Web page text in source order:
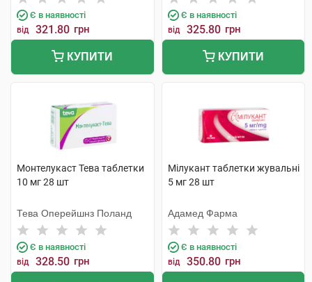
Є в наявності
від 321.80 грн
КУПИТИ
Є в наявності
від 325.80 грн
КУПИТИ
Монтелукаст Тева таблетки
10 мг 28 шт
Тева Оперейшнз Поланд
Є в наявності
від 328.50 грн
Мілукант таблетки жувальні
5 мг 28 шт
Адамед Фарма
Є в наявності
від 350.80 грн